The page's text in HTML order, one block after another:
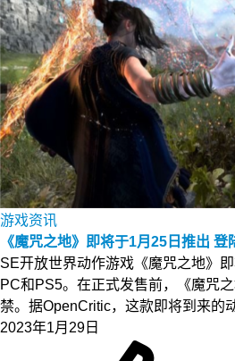
游戏资讯
《魔咒之地》即将于1月25日推出 登
SE开放世界动作游戏《魔咒之地》
PC和PS5。在正式发售前，《魔咒
禁。据OpenCritic，这款即将到来的
2023年1月29日